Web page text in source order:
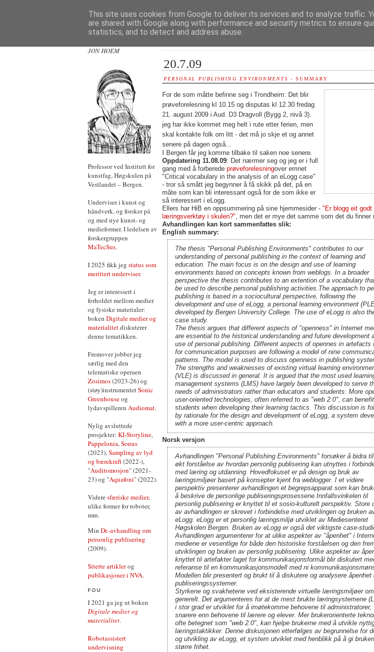
JON HOEM
Professor ved Institutt for
kunstfag, Høgskulen på
Vestlandet – Bergen.
Underviser i kunst og
håndverk, og forsker på
og med nye kunst- og
medieformer. I ledelsen av
forskergruppen
MaTecSus.
I 2025 fikk jeg status som
merittert underviser.
Jeg er interessert i
forholdet mellom medier
og fysiske materialer:
boken Digitale medier og
materialitetdiskuterer
denne tematikken.
Fremover jobber jeg
særlig med den
telematiske operaen
Zosimos(2023-26) og
(støy)instrumentetSonic
Greenhouseog
lydavspilleren Audiomat.
Nylig avsluttede
prosjekter: KI-Storyline,
Pappelonia,Sonus
(2023),Sampling av lyd
og bærekraft(2022-),
"Auditomosjon" (2021-
23) og "Aquafoni" (2022).
Videresfæriske medier,
ulike former for roboter,
mm.
Min Dr.-avhandling om
personlig publisering
(2009).
Siterte artiklerog
publikasjoner i NVA.
FOU
I 2021 ga jeg ut boken
Digitale medier og
materialitet.
Robotassistert
undervisning
20.7.09
PERSONAL PUBLISHING ENVIRONMENTS - SUMMARY
For de som måtte befinne seg i Trondheim: Det blir
prøveforelesning kl 10.15 og disputas kl 12.30 fredag
21. august 2009 i Aud. D3 Dragvoll (Bygg 2, nivå 3).
jeg har ikke kommet meg helt i rute etter ferien, men
skal kontakte folk om litt - det må jo skje et og annet
senere på dagen også...
I Bergen får jeg komme tilbake til saken noe senere.
Oppdatering 11.08.09: Det nærmer seg og jeg er i full
gang med å forberede prøveforelesningover emnet
"Critical vocabulary in the analysis of an eLogg case"
- tror så smått jeg begynner å få skikk på det, på en
måte som kan bli interessant også for de som ikke er
så interessert i eLogg.
Ellers har HiB en oppsummering på sine hjemmesider - "Er blogg eit godt
læringsverktøy i skulen?", men det er mye det samme som det du finner
Avhandlingen kan kort sammenfattes slik:
English summary:
The thesis "Personal Publishing Environments" contributes to our
understanding of personal publishing in the context of learning and
education. The main focus is on the design and use of learning
environments based on concepts known from weblogs. In a broader
perspective the thesis contributes to an extention of a vocabulary
be used to describe personal publishing activities.The approach to
publishing is based in a sociocultural perspective, following the
development and use of eLogg, a personal learning environment
developed by Bergen University College. The use of eLogg is also
case study.
The thesis argues that different aspects of "openness" in Internet
are essential to the historical understanding and future development
use of personal publishing. Different aspects of opennes in artefacts
for communication purposes are following a model of nine
patterns. The model is used to discuss openness in publishing
The strengths and weaknesses of existing virtual learning
(VLE) is discussed in general. It is argued that the most used
management systems (LMS) have largely been developed to serve
needs of administrators rather than educators and students. More
user-oriented technologies, often referred to as "web 2.0", can benefit
students when developing their learning tactics. This discussion is
by rationale for the design and development of eLogg, a system
with a more user-centric approach.
Norsk versjon
Avhandlingen "Personal Publishing Environments" forsøker å bidra
økt forståelse av hvordan personlig publisering kan utnyttes i
med læring og utdanning. Hovedfokuset er på design og bruk av
læringsmiljøer basert på konsepter kjent fra weblogger. I et videre
perspektiv presenterer avhandlingen et begrepsapparat som kan
å beskrive de personlige publiseringsprosessene.Innfallsvinkelen til
personlig publisering er knyttet til et sosio-kulturelt perspektiv. Store
av avhandlingen er skrevet i forbindelse med utviklingen og bruken
eLogg. eLogg er et personlig læringsmiljø utviklet av Mediesenteret
Høgskolen Bergen. Bruken av eLogg er også det viktigste case-
Avhandlingen argumenterer for at ulike aspekter av "åpenhet" i
mediene er vesentlige for både den historiske forståelsen og den
utviklingen og bruken av personlig publisering. Ulike aspekter av
knyttet til artefakter laget for kommunikasjonsformål blir diskutert
referanse til en kommunikasjonsmodell med ni
Modellen blir presentert og brukt til å diskutere og analysere åpenhet
publiseringssystemer.
Styrkene og svakhetene ved eksisterende virtuelle læringsmiljøer
generelt. Det argumenteres for at de mest brukte læringsystemene
i stor grad er utviklet for å imøtekomme behovene til administratorer,
snarere enn behovene til lærere og elever. Mer brukerorienterte
ofte betegnet som "web 2.0", kan hjelpe brukerne med å utvikle
læringstaktikker. Denne diskusjonen etterfølges av begrunnelse for
og utvikling av eLogg, et system utviklet med henblikk på å gi
større frihet.
This site uses cookies from Google to deliver its services and to analyze traffic.
are shared with Google along with performance and security metrics to ensure
statistics, and to detect and address abuse.